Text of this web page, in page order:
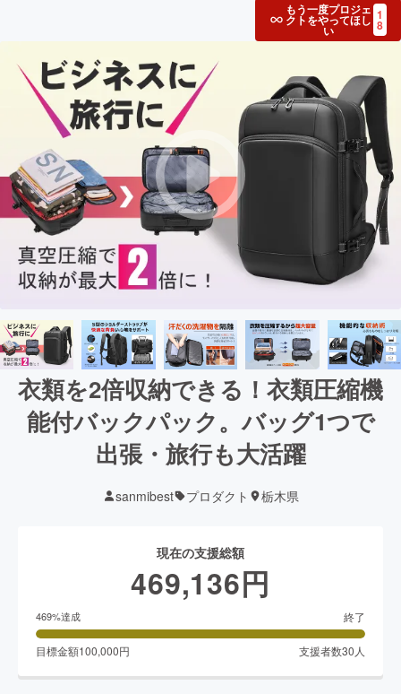
もう一度プロジェ
クトをやってほし
い
1
8
衣類を2倍収納できる！衣類圧縮機
能付バックパック。バッグ1つで
出張・旅行も大活躍
sanmibest プロダクト 栃木県
現在の支援総額
469,136円
469%達成 終了
目標金額100,000円 支援者数30 人